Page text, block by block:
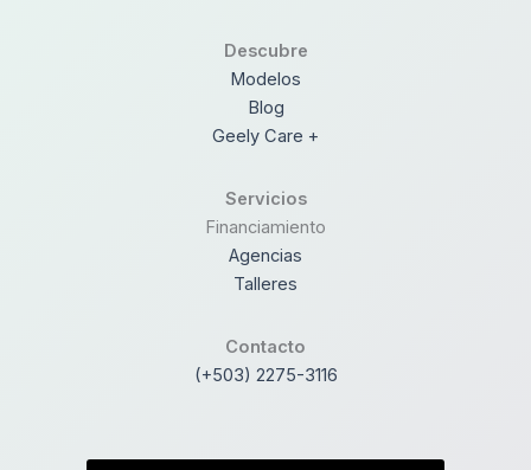
Descubre
Modelos
Blog
Geely Care +
Servicios
Financiamiento
Agencias
Talleres
Contacto
(+503) 2275-3116